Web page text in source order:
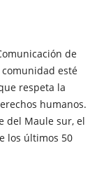
de
esté
respeta la
humanos.
del Maule sur, el
los últimos 50